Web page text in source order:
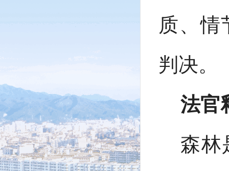
质、情
判决。
法官
森林